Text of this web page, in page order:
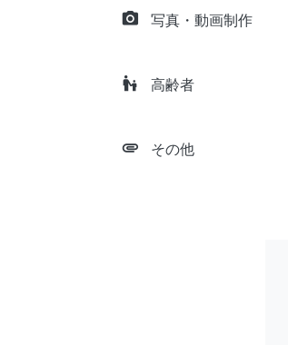
camera_alt 写真・動画制作
escalator_warning 高齢者
attachment その他